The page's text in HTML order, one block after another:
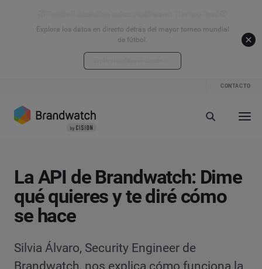
Explora los datos en directo detrás del mayor torneo mundial
de fútbol.
CONTACTO
La API de Brandwatch: Dime
qué quieres y te diré cómo
se hace
Silvia Álvaro, Security Engineer de
Brandwatch, nos explica cómo funciona la